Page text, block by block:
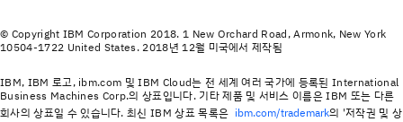
© Copyright IBM Corporation 2018. 1 New Orchard Road, Armonk, New York
10504-1722 United States. 2018년 12월 미국에서 제작됨
IBM, IBM 로고, ibm.com 및 IBM Cloud는 전 세계 여러 국가에 등록된 International
Business Machines Corp.의 상표입니다. 기타 제품 및 서비스 이름은 IBM 또는 다른
회사의 상표일 수 있습니다. 최신 IBM 상표 목록은 ibm.com/trademark의 '저작권 및 상